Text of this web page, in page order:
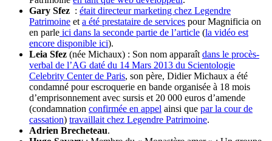
Gary Sfez : était directeur marketing chez Legendre
Patrimoine et a été prestataire de services pour Magnificia on
en parle ici dans la seconde partie de l’article (la vidéo est
encore disponible ici).
Leia Sfez (née Michaux) : Son nom apparaît dans le procès-
verbal de l’AG daté du 14 Mars 2013 du Scientologie
Celebrity Center de Paris, son père, Didier Michaux a été
condamné pour escroquerie en bande organisée à 18 mois
d’emprisonnement avec sursis et 20 000 euros d’amende
(condamnation confirmée en appel ainsi que par la cour de
cassation) travaillait chez Legendre Patrimoine.
Adrien Brecheteau.